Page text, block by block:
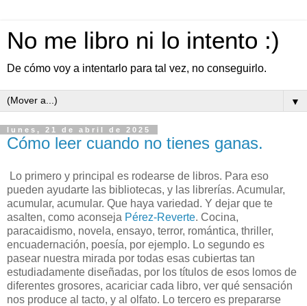
No me libro ni lo intento :)
De cómo voy a intentarlo para tal vez, no conseguirlo.
▼
lunes, 21 de abril de 2025
Cómo leer cuando no tienes ganas.
Lo primero y principal es rodearse de libros. Para eso
pueden ayudarte las bibliotecas, y las librerías. Acumular,
acumular, acumular. Que haya variedad. Y dejar que te
asalten, como aconseja Pérez-Reverte. Cocina,
paracaidismo, novela, ensayo, terror, romántica, thriller,
encuadernación, poesía, por ejemplo. Lo segundo es
pasear nuestra mirada por todas esas cubiertas tan
estudiadamente diseñadas, por los títulos de esos lomos de
diferentes grosores, acariciar cada libro, ver qué sensación
nos produce al tacto, y al olfato. Lo tercero es prepararse